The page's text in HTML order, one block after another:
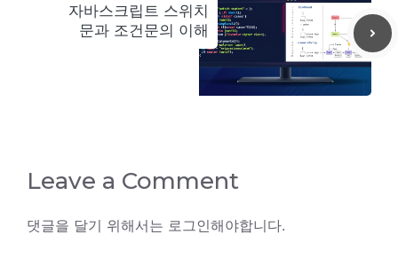
자바스크립트 스위치
문과 조건문의 이해
Leave a Comment
댓글을 달기 위해서는 로그인해야합니다.